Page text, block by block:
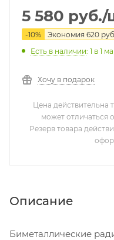
5 580 руб./
-10% Экономия 620
Есть в наличии: 1 в 1
Хочу в подарок
Цена действительна
может отличаться
Резерв товара
Описание
Биметаллические